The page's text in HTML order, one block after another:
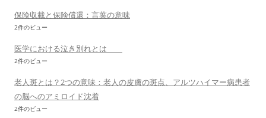
保険収載と保険償還：言葉の意味
2件のビュー
医学における泣き別れとは
2件のビュー
老人斑とは？2つの意味：老人の皮膚の斑点、アルツハイマー病患者
の脳へのアミロイド沈着
2件のビュー